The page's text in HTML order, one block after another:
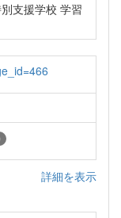
支援学校 学習
詳細を表示